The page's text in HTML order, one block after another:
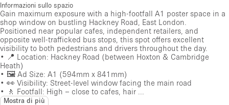
Informazioni sullo spazio
Gain maximum exposure with a high-footfall A1 poster space in a
shop window on bustling Hackney Road, East London.
Positioned near popular cafes, independent retailers, and
opposite well-trafficked bus stops, this spot offers excellent
visibility to both pedestrians and drivers throughout the day.
• 📍 Location: Hackney Road (between Hoxton & Cambridge
Heath)
• 🖼️ Ad Size: A1 (594mm x 841mm)
• 👀 Visibility: Street-level window facing the main road
• 🚶 Footfall: High – close to cafes, hair ...
Mostra di più